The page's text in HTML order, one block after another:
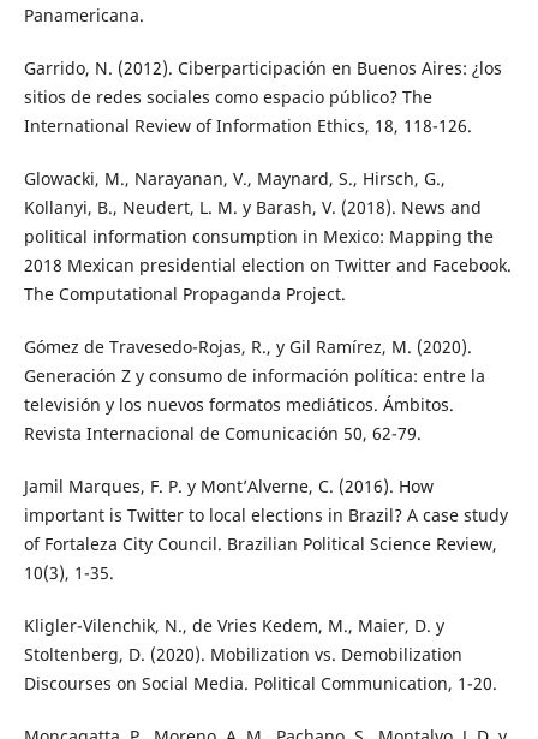
Panamericana.
Garrido, N. (2012). Ciberparticipación en Buenos Aires: ¿los
sitios de redes sociales como espacio público? The
International Review of Information Ethics, 18, 118-126.
Glowacki, M., Narayanan, V., Maynard, S., Hirsch, G.,
Kollanyi, B., Neudert, L. M. y Barash, V. (2018). News and
political information consumption in Mexico: Mapping the
2018 Mexican presidential election on Twitter and Facebook.
The Computational Propaganda Project.
Gómez de Travesedo-Rojas, R., y Gil Ramírez, M. (2020).
Generación Z y consumo de información política: entre la
televisión y los nuevos formatos mediáticos. Ámbitos.
Revista Internacional de Comunicación 50, 62-79.
Jamil Marques, F. P. y Mont’Alverne, C. (2016). How
important is Twitter to local elections in Brazil? A case study
of Fortaleza City Council. Brazilian Political Science Review,
10(3), 1-35.
Kligler-Vilenchik, N., de Vries Kedem, M., Maier, D. y
Stoltenberg, D. (2020). Mobilization vs. Demobilization
Discourses on Social Media. Political Communication, 1-20.